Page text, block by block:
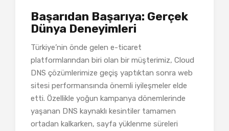
Başarıdan Başarıya: Gerçek
Dünya Deneyimleri
Türkiye’nin önde gelen e-ticaret
platformlarından biri olan bir müşterimiz, Cloud
DNS çözümlerimize geçiş yaptıktan sonra web
sitesi performansında önemli iyileşmeler elde
etti. Özellikle yoğun kampanya dönemlerinde
yaşanan DNS kaynaklı kesintiler tamamen
ortadan kalkarken, sayfa yüklenme süreleri